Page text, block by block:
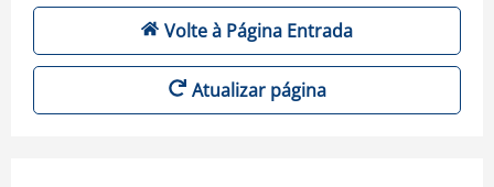
Volte à Página Entrada
Atualizar página